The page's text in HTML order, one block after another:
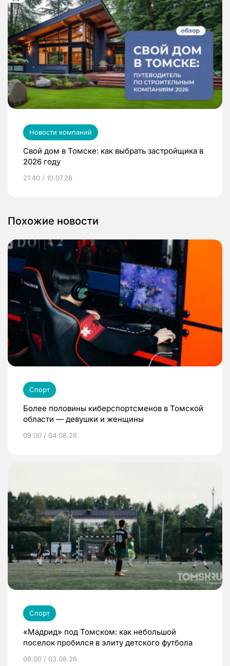
Новости компаний
Свой дом в Томске: как выбрать застройщика в
2026 году
21:40 / 10.07.26
Похожие новости
Спорт
Более половины киберспортсменов в Томской
области — девушки и женщины
09:00 / 04.08.26
Спорт
«Мадрид» под Томском: как небольшой
поселок пробился в элиту детского футбола
08:00 / 03.08.26